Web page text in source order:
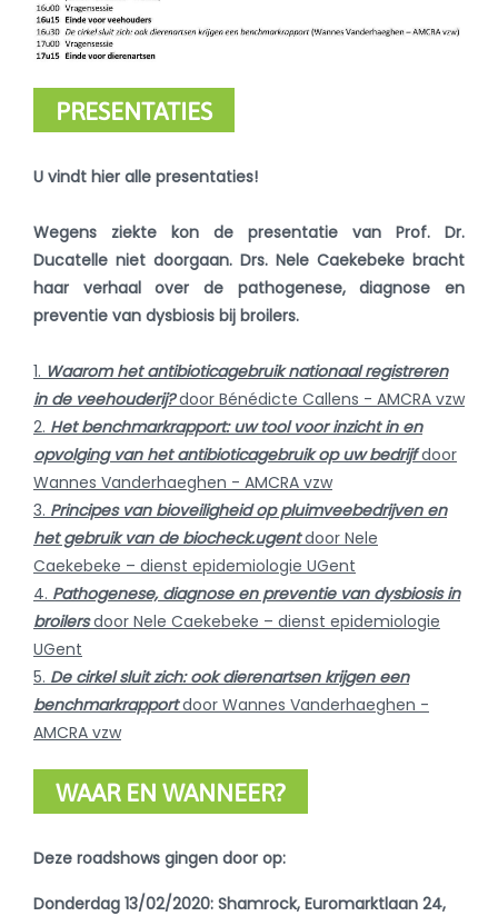
PRESENTATIES
U vindt hier alle presentaties!
Wegens ziekte kon de presentatie van Prof. Dr.
Ducatelle niet doorgaan. Drs. Nele Caekebeke bracht
haar verhaal over de pathogenese, diagnose en
preventie van dysbiosis bij broilers.
1. Waarom het antibioticagebruik nationaal registreren
in de veehouderij?door Bénédicte Callens - AMCRA vzw
2. Het benchmarkrapport: uw tool voor inzicht in en
opvolging van het antibioticagebruik op uw bedrijfdoor
Wannes Vanderhaeghen - AMCRA vzw
3. Principes van bioveiligheid op pluimveebedrijven en
het gebruik van de biocheck.ugentdoor Nele
Caekebeke – dienst epidemiologie UGent
4. Pathogenese, diagnose en preventie van dysbiosis in
broilersdoor Nele Caekebeke – dienst epidemiologie
UGent
5. De cirkel sluit zich: ook dierenartsen krijgen een
benchmarkrapportdoor Wannes Vanderhaeghen -
AMCRA vzw
WAAR EN WANNEER?
Deze roadshows gingen door op:
Donderdag 13/02/2020: Shamrock, Euromarktlaan 24,